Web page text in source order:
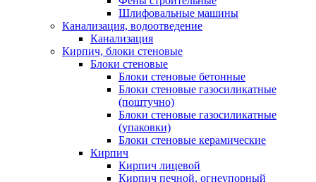
Шлифовальные машины
Канализация, водоотведение
Канализация
Кирпич, блоки стеновые
Блоки стеновые
Блоки стеновые бетонные
Блоки стеновые газосиликатные
(поштучно)
Блоки стеновые газосиликатные
(упаковки)
Блоки стеновые керамические
Кирпич
Кирпич лицевой
Кирпич печной, огнеупорный